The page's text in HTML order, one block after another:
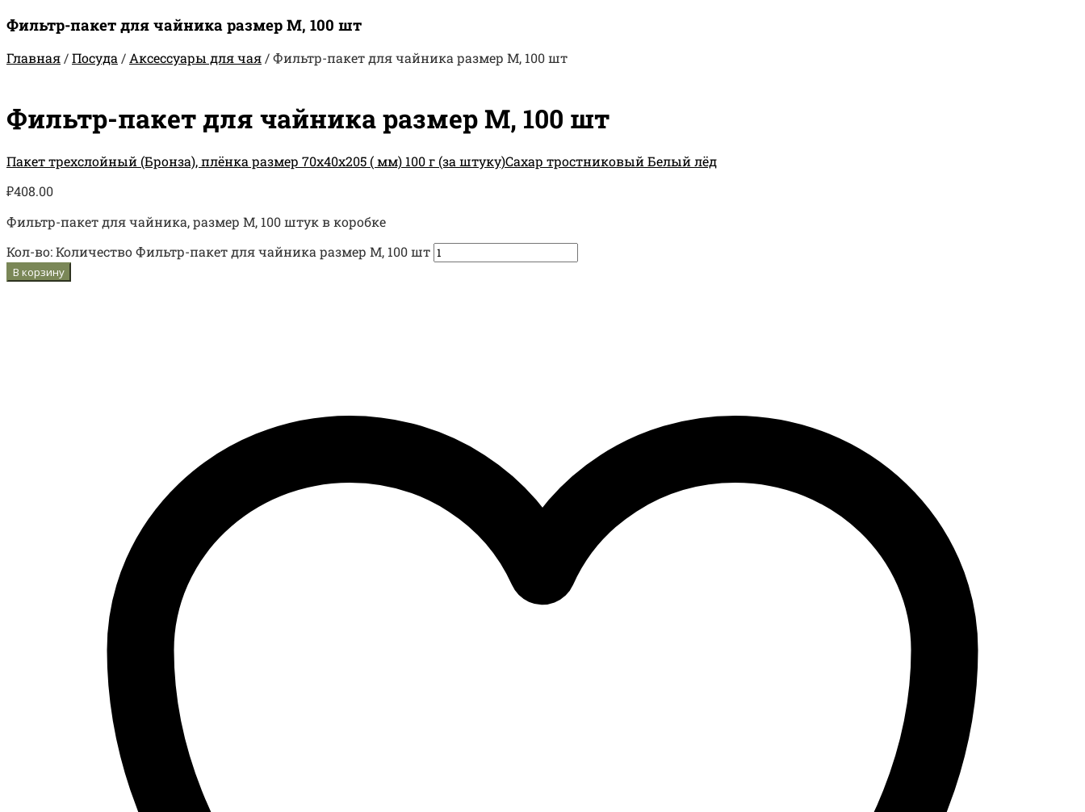
Фильтр-пакет для чайника размер M, 100 шт
Главная/Посуда/Аксессуары для чая/Фильтр-пакет для чайника размер M, 100 шт
Фильтр-пакет для чайника размер M, 100 шт
Пакет трехслойный (Бронза), плёнка размер 70х40х205 ( мм) 100 г (за штуку)Сахар тростниковый Белый лёд
₽408.00
Фильтр-пакет для чайника, размер M, 100 штук в коробке
Кол-во:Количество Фильтр-пакет для чайника размер M, 100 шт
В корзину